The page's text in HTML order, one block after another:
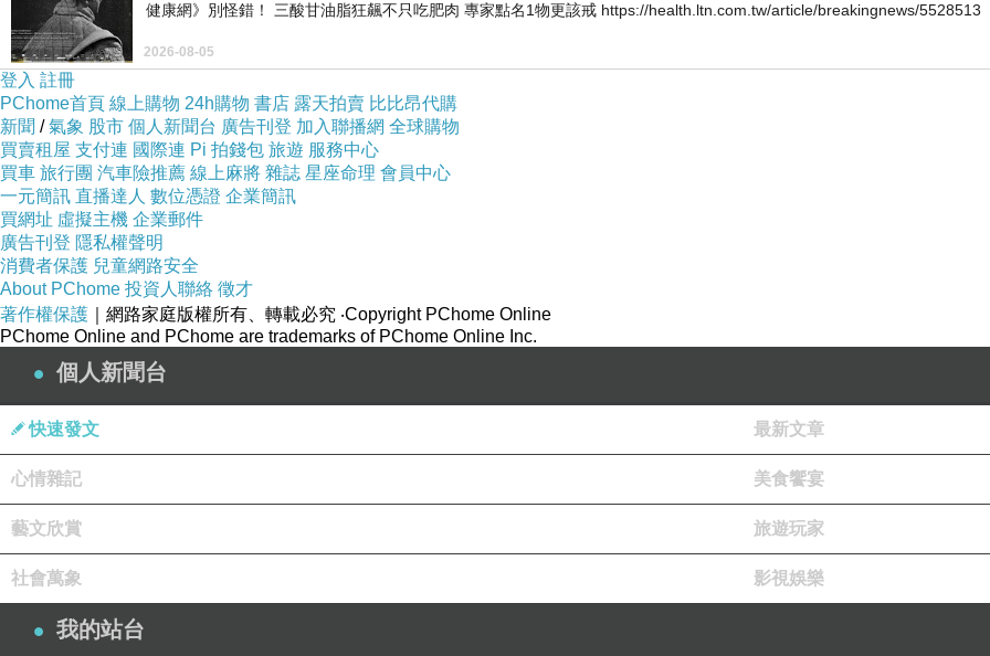
🌿全榖大麥粉產品特色
主要成分：
🌾 大麥
🌾 麥芽
產地：美國大麥原料
製造地：台灣
大麥富含：
✔ β-葡聚醣（Beta-Glucan）
✔ 水溶性膳食纖維
✔ 非水溶性膳食纖維
✔ 維生素B群
✔ 鉀、鎂等礦物質
✔ 天然植物營養素
其中最受到重視的就是β-葡聚醣，是大麥中特有的重要可溶性膳食纖維來源。
🏅食品安全與品質把關
✅ 251項農藥殘留檢驗合格
✅ 通過重金屬檢驗
✅ 不含反式脂肪酸
健康網》別怪錯！ 三酸甘油脂狂飆不只吃肥肉 專家點名1物更該戒 https://health.ltn.com.tw/article/breakingnews/5528513
2026-08-05
登入 註冊
PChome首頁 線上購物 24h購物 書店 露天拍賣 比比昂代購
新聞 /氣象 股市 個人新聞台 廣告刊登 加入聯播網 全球購物
買賣租屋 支付連 國際連 Pi 拍錢包 旅遊 服務中心
買車 旅行團 汽車險推薦 線上麻將 雜誌 星座命理 會員中心
一元簡訊 直播達人 數位憑證 企業簡訊
買網址 虛擬主機 企業郵件
廣告刊登 隱私權聲明
消費者保護 兒童網路安全
About PChome 投資人聯絡 徵才
著作權保護 ｜網路家庭版權所有、轉載必究 ‧Copyright PChome Online
PChome Online and PChome are trademarks of PChome Online Inc.
個人新聞台
快速發文 最新文章
心情雜記 美食饗宴
藝文欣賞 旅遊玩家
社會萬象 影視娛樂
我的站台